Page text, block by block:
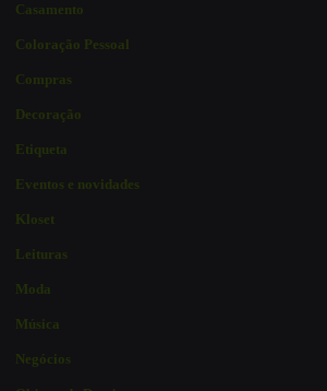
Casamento
Coloração Pessoal
Compras
Decoração
Etiqueta
Eventos e novidades
Kloset
Leituras
Moda
Música
Negócios